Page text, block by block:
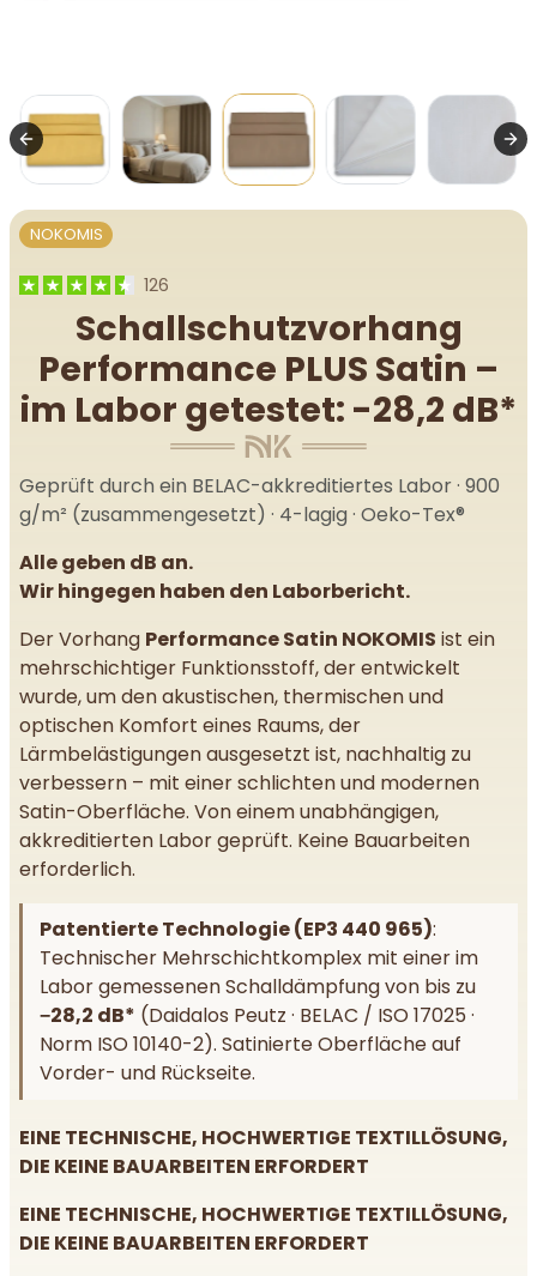
NOKOMIS
126
Schallschutzvorhang
Performance PLUS Satin –
im Labor getestet: -28,2 dB*
Geprüft durch ein BELAC-akkreditiertes Labor · 900
g/m² (zusammengesetzt) · 4-lagig · Oeko-Tex®
Alle geben dB an.
Wir hingegen haben den Laborbericht.
Der Vorhang Performance Satin NOKOMIS ist ein
mehrschichtiger Funktionsstoff, der entwickelt
wurde, um den akustischen, thermischen und
optischen Komfort eines Raums, der
Lärmbelästigungen ausgesetzt ist, nachhaltig zu
verbessern – mit einer schlichten und modernen
Satin-Oberfläche. Von einem unabhängigen,
akkreditierten Labor geprüft. Keine Bauarbeiten
erforderlich.
Patentierte Technologie (EP3 440 965):
Technischer Mehrschichtkomplex mit einer im
Labor gemessenen Schalldämpfung von bis zu
−28,2 dB* (Daidalos Peutz · BELAC / ISO 17025 ·
Norm ISO 10140-2). Satinierte Oberfläche auf
Vorder- und Rückseite.
EINE TECHNISCHE, HOCHWERTIGE TEXTILLÖSUNG,
DIE KEINE BAUARBEITEN ERFORDERT
EINE TECHNISCHE, HOCHWERTIGE TEXTILLÖSUNG,
DIE KEINE BAUARBEITEN ERFORDERT